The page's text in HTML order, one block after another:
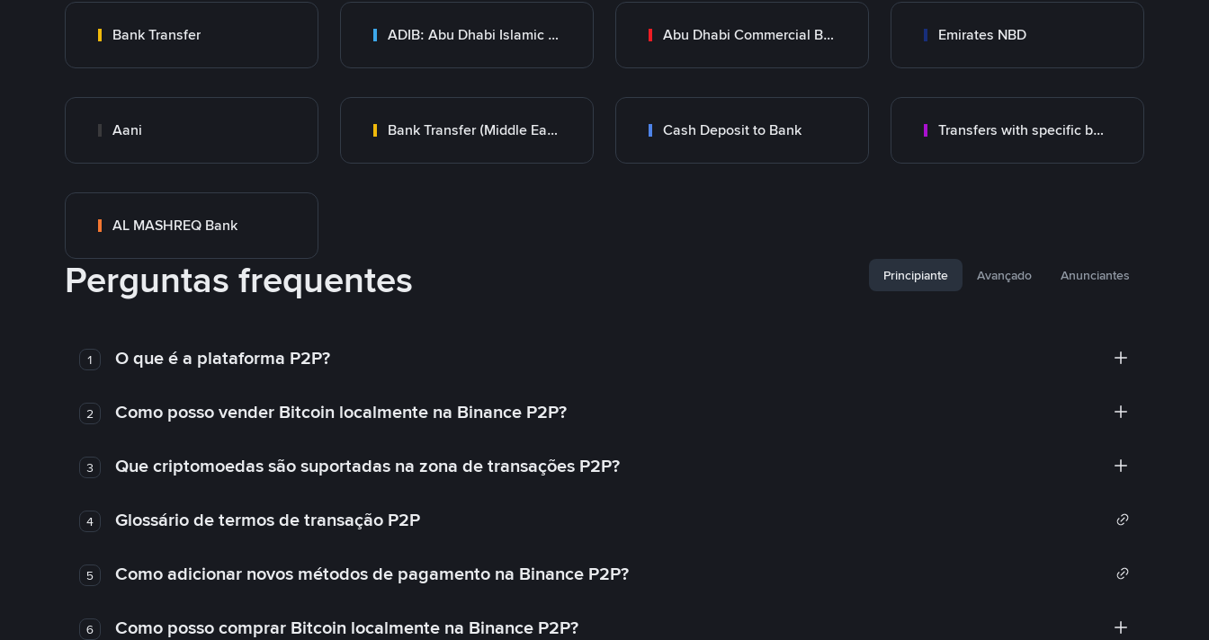
Bank Transfer ADIB: Abu Dhabi Islamic Bank Abu Dhabi Commercial Bank ADCB Emirates NBD
Aani Bank Transfer (Middle East) Cash Deposit to Bank Transfers with specific bank
AL MASHREQ Bank
Perguntas frequentes Principiante Avançado Anunciantes
1 O que é a plataforma P2P?
2 Como posso vender Bitcoin localmente na Binance P2P?
3 Que criptomoedas são suportadas na zona de transações P2P?
4 Glossário de termos de transação P2P
5 Como adicionar novos métodos de pagamento na Binance P2P?
6 Como posso comprar Bitcoin localmente na Binance P2P?